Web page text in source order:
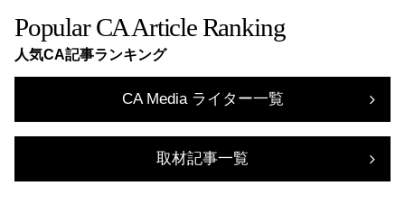
Popular CA Article Ranking
人気CA記事ランキング
CA Media ライター一覧
取材記事一覧